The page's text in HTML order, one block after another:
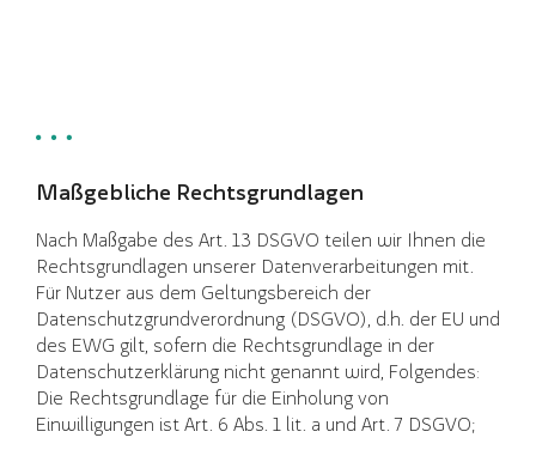
Maßgebliche Rechtsgrundlagen
Nach Maßgabe des Art. 13 DSGVO teilen wir Ihnen die
Rechtsgrundlagen unserer Datenverarbeitungen mit.
Für Nutzer aus dem Geltungsbereich der
Datenschutzgrundverordnung (DSGVO), d.h. der EU und
des EWG gilt, sofern die Rechtsgrundlage in der
Datenschutzerklärung nicht genannt wird, Folgendes:
Die Rechtsgrundlage für die Einholung von
Einwilligungen ist Art. 6 Abs. 1 lit. a und Art. 7 DSGVO;